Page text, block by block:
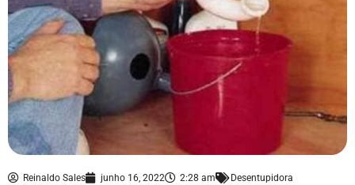
Reinaldo Sales junho 16, 2022 2:28 am Desentupidora